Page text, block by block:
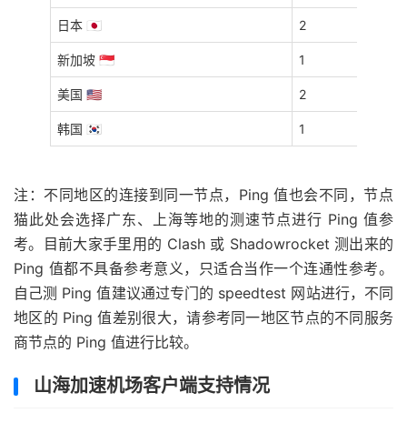
日本 🇯🇵 2
新加坡 🇸🇬 1
美国 🇺🇸 2
韩国 🇰🇷 1
注：不同地区的连接到同一节点，Ping 值也会不同，节点
猫此处会选择广东、上海等地的测速节点进行 Ping 值参
考。目前大家手里用的 Clash 或 Shadowrocket 测出来的
Ping 值都不具备参考意义，只适合当作一个连通性参考。
自己测 Ping 值建议通过专门的 speedtest 网站进行，不同
地区的 Ping 值差别很大，请参考同一地区节点的不同服务
商节点的 Ping 值进行比较。
山海加速机场客户端支持情况